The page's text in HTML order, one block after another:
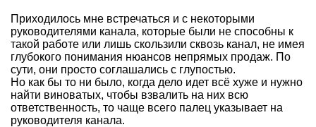
Приходилось мне встречаться и с некоторыми
руководителями канала, которые были не способны к
такой работе или лишь скользили сквозь канал, не имея
глубокого понимания нюансов непрямых продаж. По
сути, они просто соглашались с глупостью.
Но как бы то ни было, когда дело идет всё хуже и нужно
найти виноватых, чтобы взвалить на них всю
ответственность, то чаще всего палец указывает на
руководителя канала.